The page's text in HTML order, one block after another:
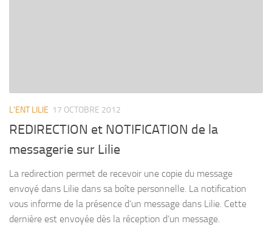
L'ENT LILIE 17 OCTOBRE 2012
REDIRECTION et NOTIFICATION de la
messagerie sur Lilie
La redirection permet de recevoir une copie du message
envoyé dans Lilie dans sa boîte personnelle. La notification
vous informe de la présence d’un message dans Lilie. Cette
dernière est envoyée dès la réception d’un message.